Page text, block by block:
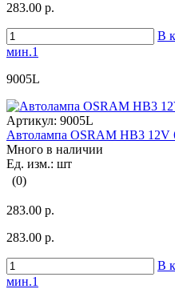
283.00 р.
В
мин.1
9005L
Артикул: 9005L
Автолампа OSRAM НВ3 12V
Много в наличии
Ед. изм.: шт
(0)
283.00 р.
283.00 р.
В
мин.1